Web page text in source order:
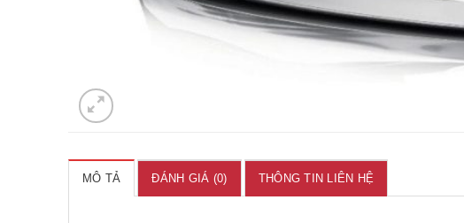
MÔ TẢ ĐÁNH GIÁ (0) THÔNG TIN LIÊN HỆ